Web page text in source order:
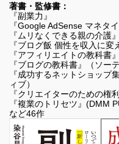
著書・監修書：
『副業力』
『Google AdSense マネタ
『ムリなくできる親の介護
『ブログ飯 個性を収入に変
『アフィリエイトの教科書』
『ブログの教科書』（ソー
『成功するネットショップ
ィブ）
『クリエイターのための権
『複業のトリセツ』(DMM
など46作